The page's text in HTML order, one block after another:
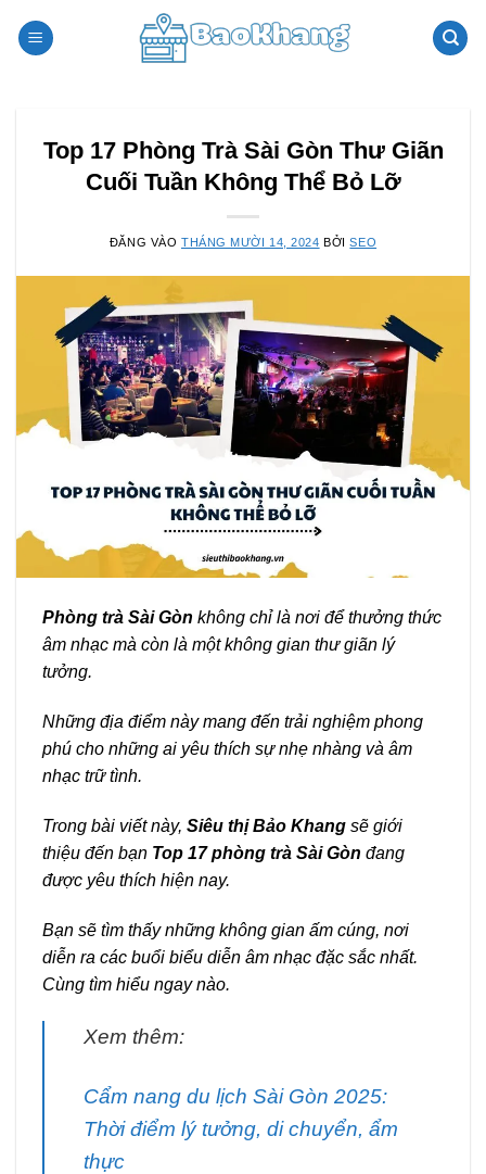
qua
Top 17 Phòng Trà Sài Gòn Thư Giãn
Cuối Tuần Không Thể Bỏ Lỡ
ĐĂNG VÀO THÁNG MƯỜI 14, 2024 BỞISEO
Phòng trà Sài Gòn không chỉ là nơi để thưởng thức
âm nhạc mà còn là một không gian thư giãn lý
tưởng.
Những địa điểm này mang đến trải nghiệm phong
phú cho những ai yêu thích sự nhẹ nhàng và âm
nhạc trữ tình.
Trong bài viết này, Siêu thị Bảo Khang sẽ giới
thiệu đến bạn Top 17 phòng trà Sài Gòn đang
được yêu thích hiện nay.
Bạn sẽ tìm thấy những không gian ấm cúng, nơi
diễn ra các buổi biểu diễn âm nhạc đặc sắc nhất.
Cùng tìm hiểu ngay nào.
Xem thêm:
Cẩm nang du lịch Sài Gòn 2025:
Thời điểm lý tưởng, di chuyển, ẩm
thực